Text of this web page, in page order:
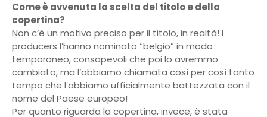
Come è avvenuta la scelta del titolo e della
copertina?
Non c’è un motivo preciso per il titolo, in realtà! I
producers l’hanno nominato “belgio” in modo
temporaneo, consapevoli che poi lo avremmo
cambiato, ma l’abbiamo chiamata così per così tanto
tempo che l’abbiamo ufficialmente battezzata con il
nome del Paese europeo!
Per quanto riguarda la copertina, invece, è stata